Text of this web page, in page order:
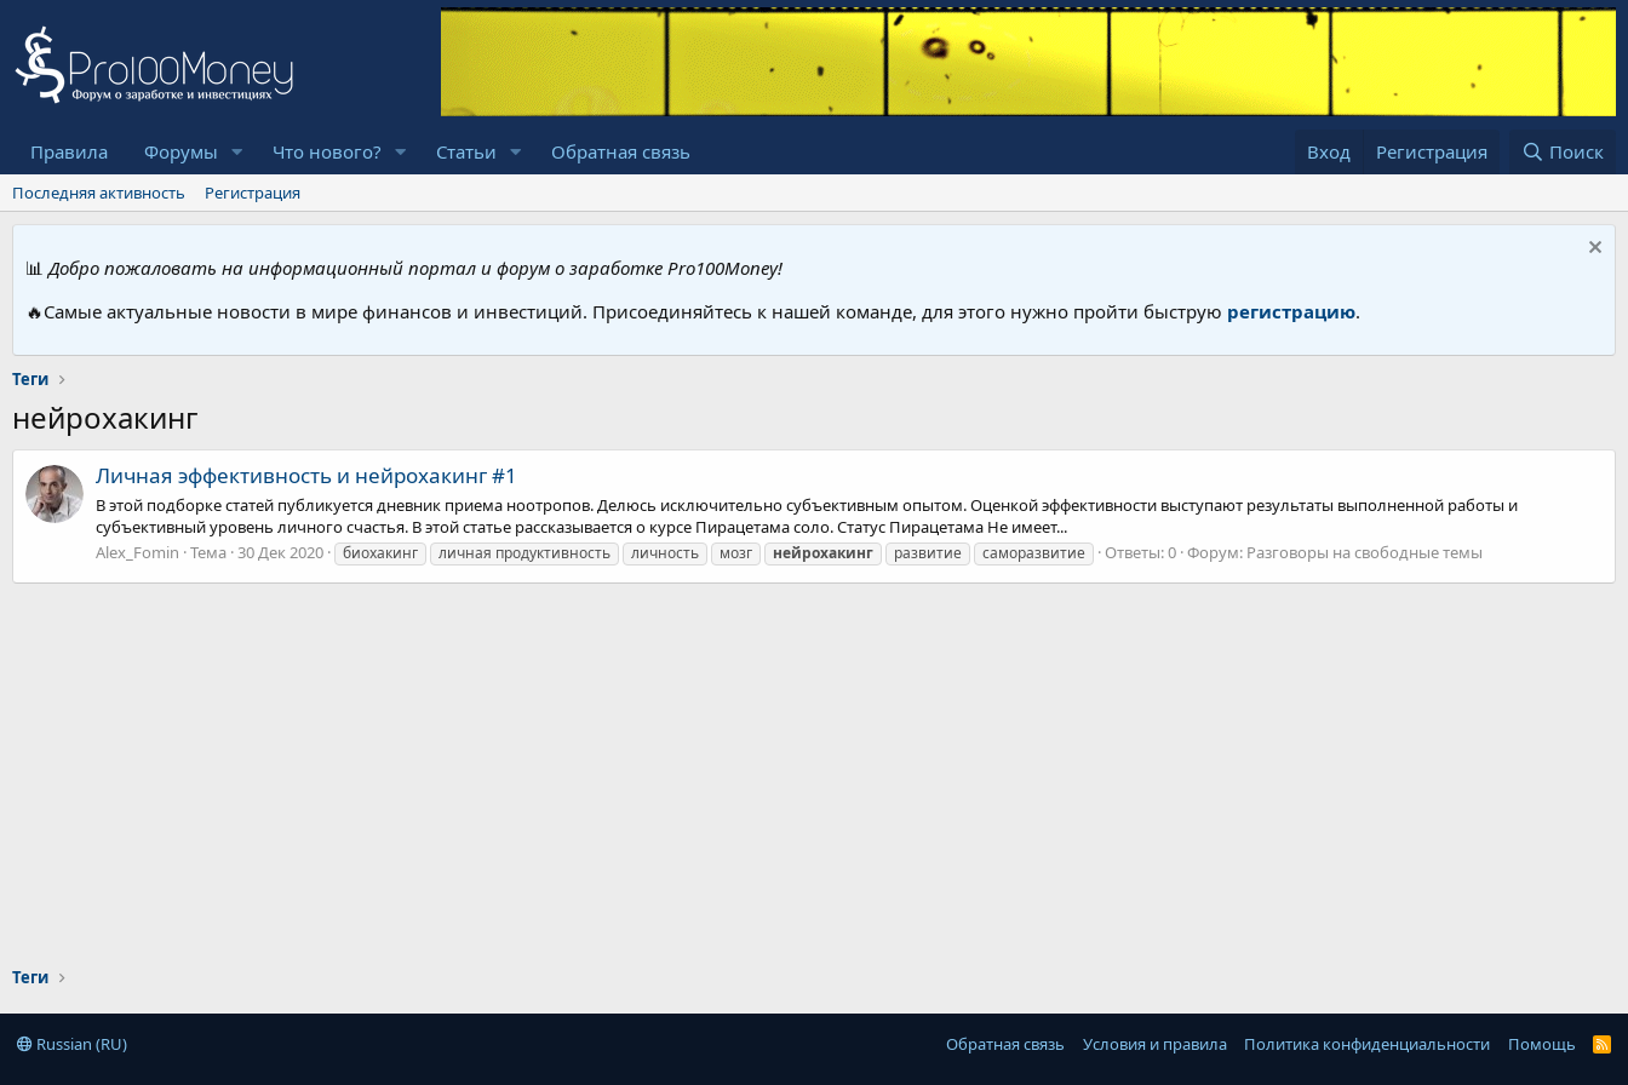
Правила Форумы Что нового? Статьи Обратная связь Вход Регистрация Поиск
Последняя активность Регистрация
📊 Добро пожаловать на информационный портал и форум о заработке Pro100Money!
🔥Самые актуальные новости в мире финансов и инвестиций. Присоединяйтесь к нашей команде, для этого нужно пройти быструю регистрацию.
Теги
нейрохакинг
Личная эффективность и нейрохакинг #1
В этой подборке статей публикуется дневник приема ноотропов. Делюсь исключительно субъективным опытом. Оценкой эффективности выступают результаты выполненной работы и
субъективный уровень личного счастья. В этой статье рассказывается о курсе Пирацетама соло. Статус Пирацетама Не имеет...
Alex_Fomin Тема 30 Дек 2020 биохакинг личная продуктивность личность мозг нейрохакинг развитие саморазвитие Ответы: 0 Форум: Разговоры на свободные темы
Теги
Russian (RU) Обратная связь Условия и правила Политика конфиденциальности Помощь
R